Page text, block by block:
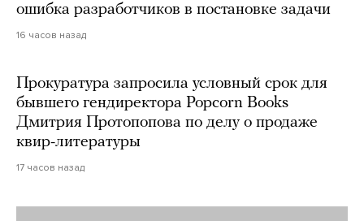
ошибка разработчиков в постановке задачи
16 часов назад
Прокуратура запросила условный срок для
бывшего гендиректора Popcorn Books
Дмитрия Протопопова по делу о продаже
квир-литературы
17 часов назад